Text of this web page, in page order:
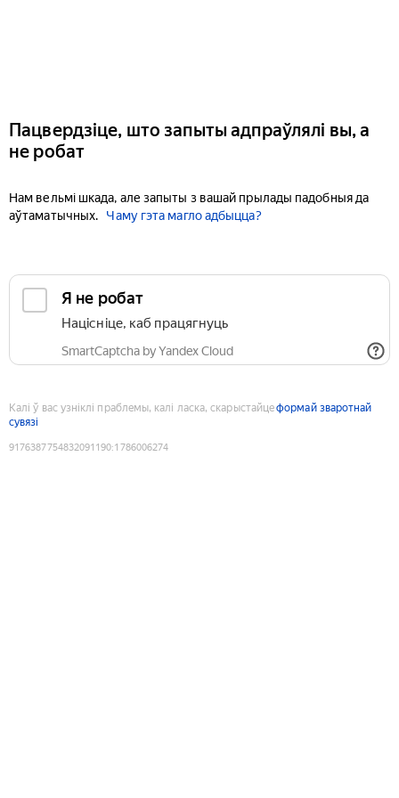
Пацвердзіце, што запыты адпраўлялі вы, а
не робат
Нам вельмі шкада, але запыты з вашай прылады падобныя да
аўтаматычных.
Чаму гэта магло адбыцца?
Я не робат
Націсніце, каб працягнуць
SmartCaptcha by Yandex Cloud
Калі ў вас узніклі праблемы, калі ласка, скарыстайцеформай зваротнай
сувязі
9176387754832091190:1786006274